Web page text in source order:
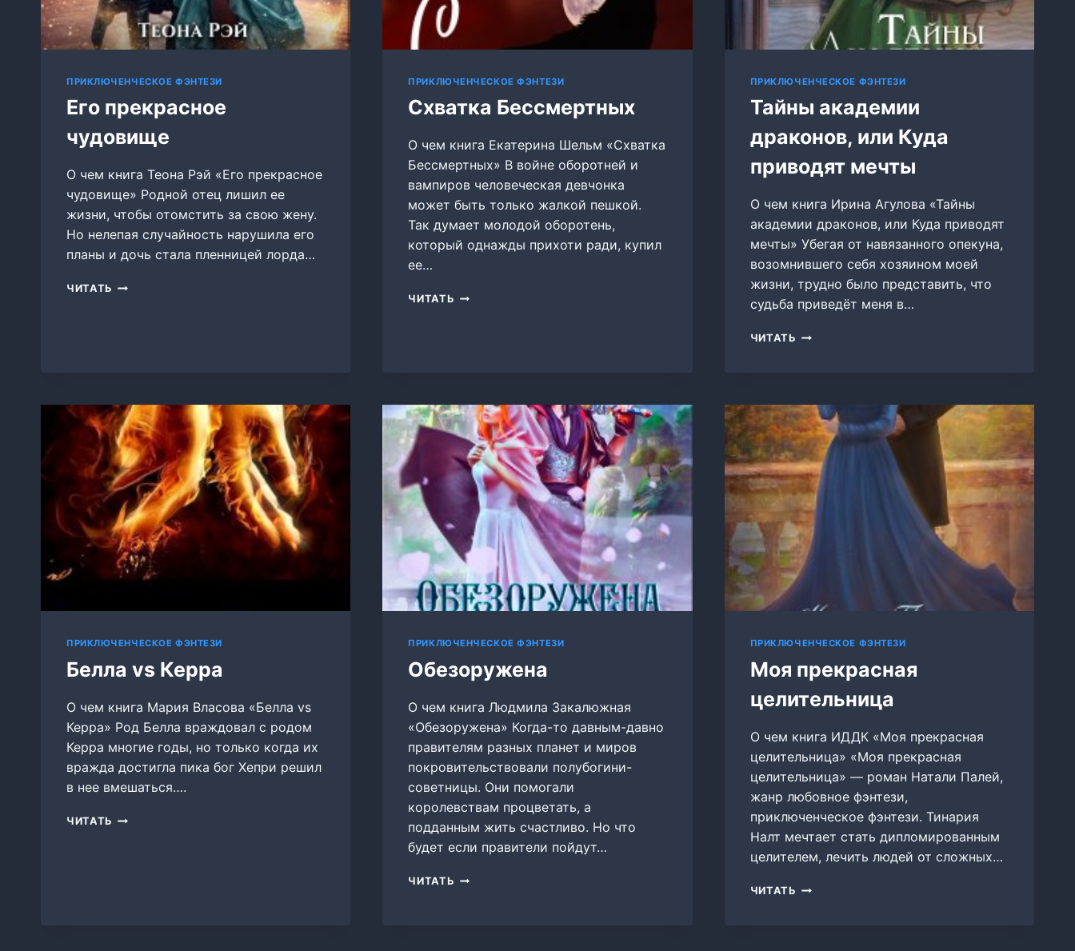
ПРИКЛЮЧЕНЧЕСКОЕ ФЭНТЕЗИ
Его прекрасное
чудовище
О чем книга Теона Рэй «Его прекрасное
чудовище» Родной отец лишил ее
жизни, чтобы отомстить за свою жену.
Но нелепая случайность нарушила его
планы и дочь стала пленницей лорда…
ЧИТАТЬ ЕГО
ПРИКЛЮЧЕНЧЕСКОЕ ФЭНТЕЗИ
Схватка Бессмертных
О чем книга Екатерина Шельм «Схватка
Бессмертных» В войне оборотней и
вампиров человеческая девчонка
может быть только жалкой пешкой.
Так думает молодой оборотень,
который однажды прихоти ради, купил
ее…
ЧИТАТЬ СХВАТКА
ПРИКЛЮЧЕНЧЕСКОЕ ФЭНТЕЗИ
Тайны академии
драконов, или Куда
приводят мечты
О чем книга Ирина Агулова «Тайны
академии драконов, или Куда приводят
мечты» Убегая от навязанного опекуна,
возомнившего себя хозяином моей
жизни, трудно было представить, что
судьба приведёт меня в…
ЧИТАТЬ ТАЙНЫ
ПРИВОДЯТ
МЕЧТЫ
ПРИКЛЮЧЕНЧЕСКОЕ ФЭНТЕЗИ
Белла vs Керра
О чем книга Мария Власова «Белла vs
Керра» Род Белла враждовал с родом
Керра многие годы, но только когда их
вражда достигла пика бог Хепри решил
в нее вмешаться….
ЧИТАТЬ БЕЛЛА
ПРИКЛЮЧЕНЧЕСКОЕ ФЭНТЕЗИ
Обезоружена
О чем книга Людмила Закалюжная
«Обезоружена» Когда-то давным-давно
правителям разных планет и миров
покровительствовали полубогини-
советницы. Они помогали
королевствам процветать, а
подданным жить счастливо. Но что
будет если правители пойдут…
ЧИТАТЬ ОБЕЗОРУЖЕНА
ПРИКЛЮЧЕНЧЕСКОЕ ФЭНТЕЗИ
Моя прекрасная
целительница
О чем книга ИДДК «Моя прекрасная
целительница» «Моя прекрасная
целительница» — роман Натали Палей,
жанр любовное фэнтези,
приключенческое фэнтези. Тинария
Налт мечтает стать дипломированным
целителем, лечить людей от сложных…
ЧИТАТЬ МОЯ